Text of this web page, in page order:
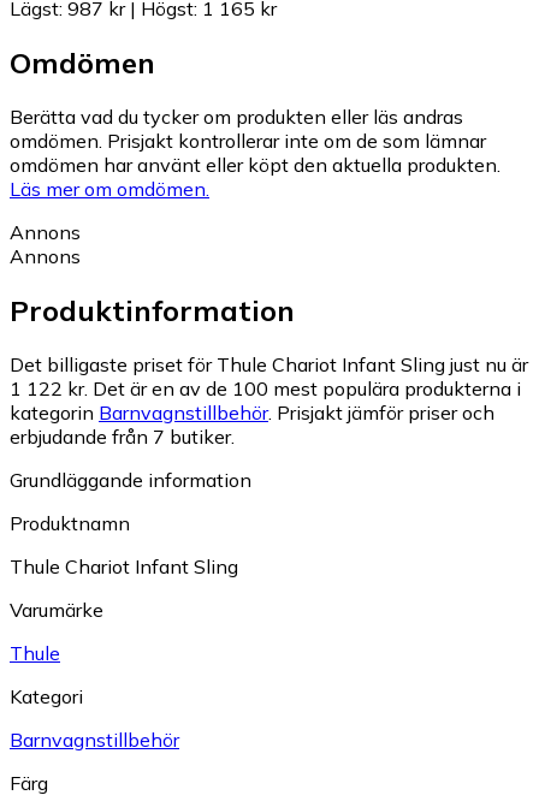
Lägst: 987 kr| Högst: 1 165 kr
Omdömen
Berätta vad du tycker om produkten eller läs andras
omdömen. Prisjakt kontrollerar inte om de som lämnar
omdömen har använt eller köpt den aktuella produkten.
Läs mer om omdömen.
Annons
Annons
Produktinformation
Det billigaste priset för Thule Chariot Infant Sling just nu är
1 122 kr. Det är en av de 100 mest populära produkterna i
kategorin Barnvagnstillbehör. Prisjakt jämför priser och
erbjudande från 7 butiker.
Grundläggande information
Produktnamn
Thule Chariot Infant Sling
Varumärke
Thule
Kategori
Barnvagnstillbehör
Färg